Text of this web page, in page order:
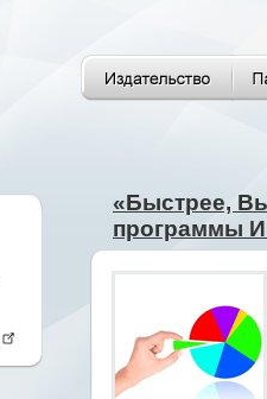
«Быстрее,
программы